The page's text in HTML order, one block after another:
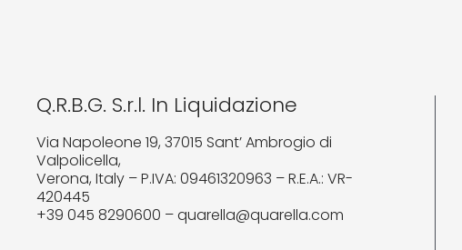
Q.R.B.G. S.r.l. In Liquidazione
Via Napoleone 19, 37015 Sant’ Ambrogio di
Valpolicella,
Verona, Italy – P.IVA: 09461320963 – R.E.A.: VR-
420445
+39 045 8290600 – quarella@quarella.com